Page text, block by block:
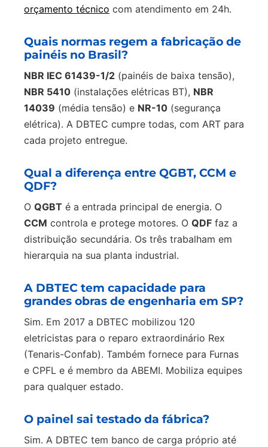
orçamento técnico com atendimento em 24h.
Quais normas regem a fabricação de
painéis no Brasil?
NBR IEC 61439-1/2 (painéis de baixa tensão),
NBR 5410 (instalações elétricas BT), NBR
14039 (média tensão) e NR-10 (segurança
elétrica). A DBTEC cumpre todas, com ART para
cada projeto entregue.
Qual a diferença entre QGBT, CCM e
QDF?
O QGBT é a entrada principal de energia. O
CCM controla e protege motores. O QDF faz a
distribuição secundária. Os três trabalham em
hierarquia na sua planta industrial.
A DBTEC tem capacidade para
grandes obras de engenharia em SP?
Sim. Em 2017 a DBTEC mobilizou 120
eletricistas para o reparo extraordinário Rex
(Tenaris-Confab). Também fornece para Furnas
e CPFL e é membro da ABEMI. Mobiliza equipes
para qualquer estado.
O painel sai testado da fábrica?
Sim. A DBTEC tem banco de carga próprio até